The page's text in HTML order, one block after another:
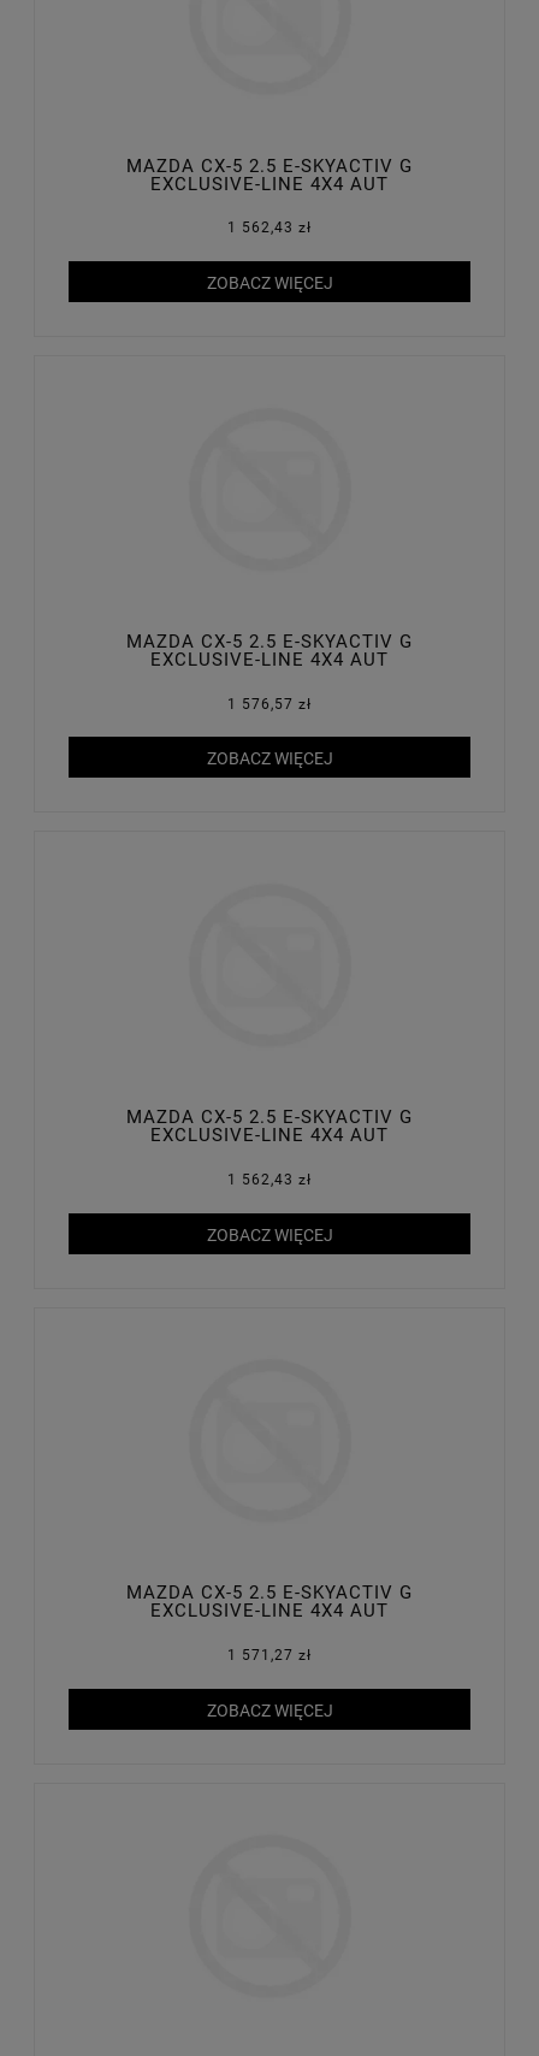
MAZDA CX-5 2.5 E-SKYACTIV G
EXCLUSIVE-LINE 4X4 AUT
1 562,43 zł
ZOBACZ WIĘCEJ
MAZDA CX-5 2.5 E-SKYACTIV G
EXCLUSIVE-LINE 4X4 AUT
1 576,57 zł
ZOBACZ WIĘCEJ
MAZDA CX-5 2.5 E-SKYACTIV G
EXCLUSIVE-LINE 4X4 AUT
1 562,43 zł
ZOBACZ WIĘCEJ
MAZDA CX-5 2.5 E-SKYACTIV G
EXCLUSIVE-LINE 4X4 AUT
1 571,27 zł
ZOBACZ WIĘCEJ